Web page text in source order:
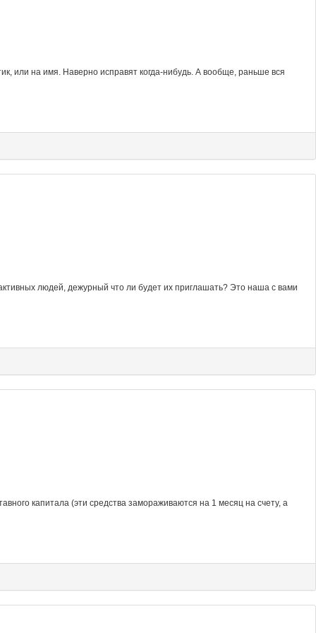
или на имя. Наверно исправят когда-нибудь. А вообще, раньше вся
людей, дежурный что ли будет их приглашать? Это наша с вами
капитала (эти средства замораживаются на 1 месяц на счету, а